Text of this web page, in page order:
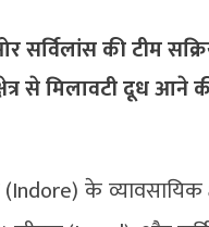
सर्विलांस की टीम
से मिलावटी दूध
के व्यावसायिक